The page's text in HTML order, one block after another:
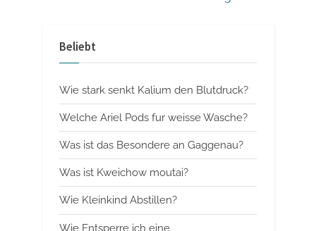
o
s
t
Beliebt
Wie stark senkt Kalium den Blutdruck?
Welche Ariel Pods fur weisse Wasche?
Was ist das Besondere an Gaggenau?
Was ist Kweichow moutai?
Wie Kleinkind Abstillen?
Wie Entsperre ich eine